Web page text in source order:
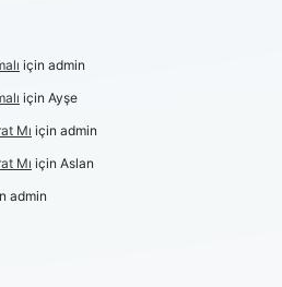
için admin
için Ayşe
Mı için admin
Mı için Aslan
admin